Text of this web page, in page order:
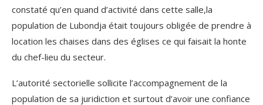
constaté qu’en quand d’activité dans cette salle,la
population de Lubondja était toujours obligée de prendre à
location les chaises dans des églises ce qui faisait la honte
du chef-lieu du secteur.
L’autorité sectorielle sollicite l’accompagnement de la
population de sa juridiction et surtout d’avoir une confiance